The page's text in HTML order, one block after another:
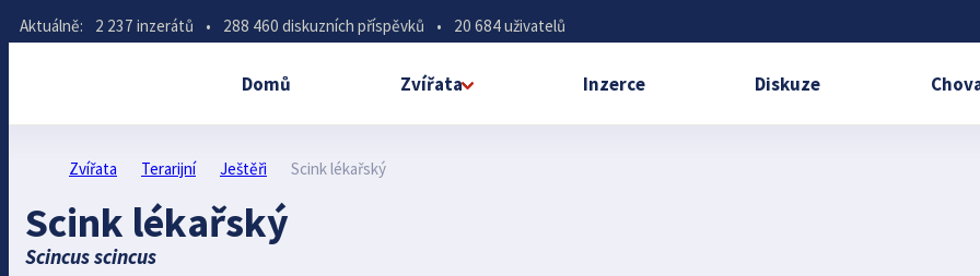
Aktuálně: 2 237 inzerátů • 288 460 diskuzních příspěvků • 20 684 uživatelů
Domů Zvířata Inzerce Diskuze
Zvířata Terarijní Ještěři Scink lékařský
Scink lékařský
Scincus scincus